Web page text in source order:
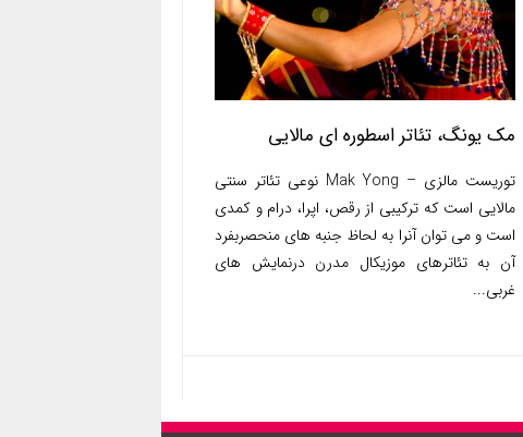
مک یونگ، تئاتر اسطوره ای مالایی
توریست مالزی – Mak Yong نوعی تئاتر سنتی
مالایی است که ترکیبی از رقص، اپرا، درام و کمدی
است و می توان آنرا به لحاظ جنبه های منحصربفرد
آن به تئاترهای موزیکال مدرن درنمایش های
غربی...